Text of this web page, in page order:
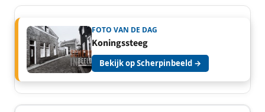
FOTO VAN DE DAG
Koningssteeg
Bekijk op Scherpinbeeld →